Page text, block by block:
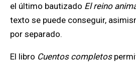
el último bautizado El reino
texto se puede conseguir,
por separado.
El libro Cuentos completos